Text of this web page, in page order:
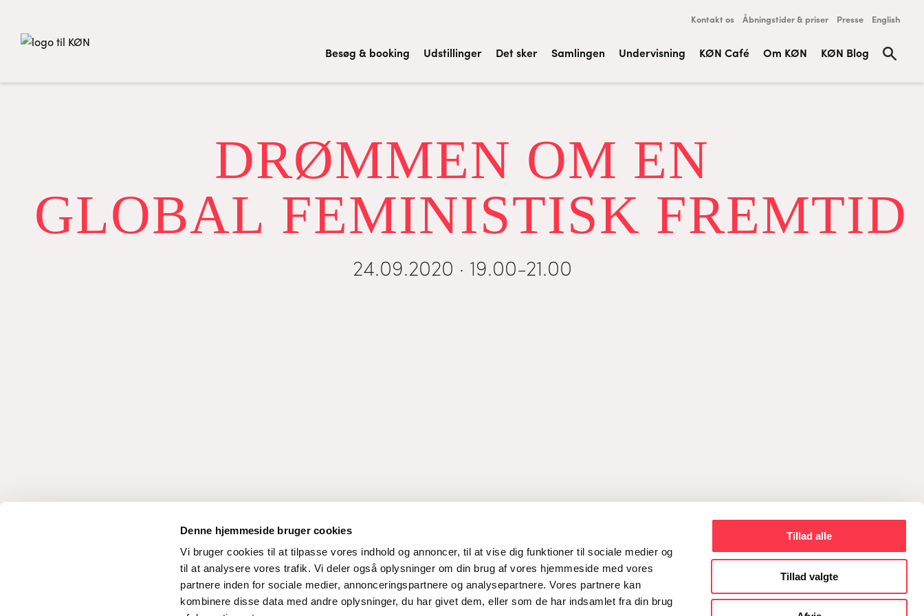
Denne hjemmeside bruger cookies
Vi bruger cookies til at tilpasse vores indhold og annoncer, til at vise dig funktioner til sociale medier og
til at analysere vores trafik. Vi deler også oplysninger om din brug af vores hjemmeside med vores
partnere inden for sociale medier, annonceringspartnere og analysepartnere. Vores partnere kan
kombinere disse data med andre oplysninger, du har givet dem, eller som de har indsamlet fra din brug
Tillad alle
Tillad valgte
Kontakt os Åbningstider & priser Presse English
Besøg & booking Udstillinger Det sker Samlingen Undervisning KØN Café Om KØN KØN Blog
DRØMMEN OM EN
GLOBAL FEMINISTISK FREMTID
24.09.2020 · 19.00-21.00